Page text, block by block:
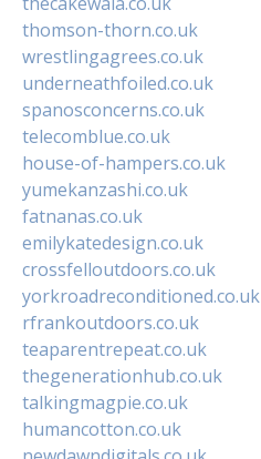
thomson-thorn.co.uk
wrestlingagrees.co.uk
underneathfoiled.co.uk
spanosconcerns.co.uk
telecomblue.co.uk
house-of-hampers.co.uk
yumekanzashi.co.uk
fatnanas.co.uk
emilykatedesign.co.uk
crossfelloutdoors.co.uk
yorkroadreconditioned.co.uk
rfrankoutdoors.co.uk
teaparentrepeat.co.uk
thegenerationhub.co.uk
talkingmagpie.co.uk
humancotton.co.uk